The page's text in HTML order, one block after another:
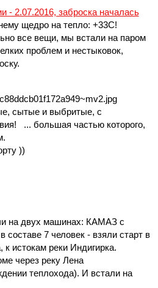
- 2.07.2016, заброска началась
щедро на тепло: +33С!
все вещи, мы встали на паром
проблем и нестыковок,
... большая частью которого,
))
составе 7 человек - взяли старт в
к истокам реки Индигирка.
теплохода). И встали на